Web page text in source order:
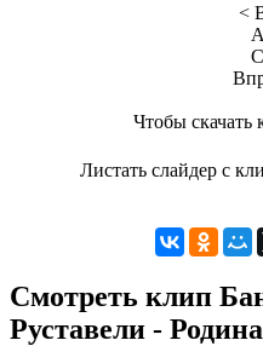
<
Чтобы скачать
Листать слайдер с
Смотреть клип
Руставели - Родина